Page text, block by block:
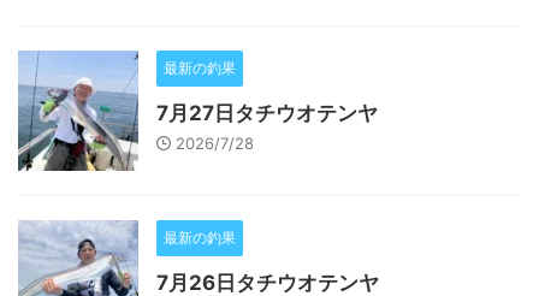
最新の釣果
7月27日タチウオテンヤ
2026/7/28
最新の釣果
7月26日タチウオテンヤ